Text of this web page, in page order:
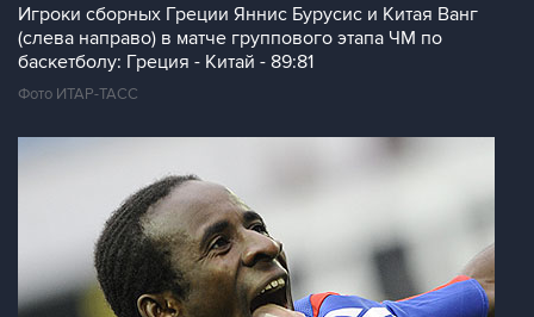
Игроки сборных Греции Яннис Бурусис и Китая Ванг
(слева направо) в матче группового этапа ЧМ по
баскетболу: Греция - Китай - 89:81
Фото ИТАР-ТАСС